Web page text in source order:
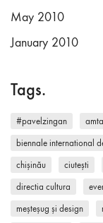
May 2010
January 2010
Tags.
#pavelzingan
biennale international
chișinău ciutești
directia cultura
meșteșug și design